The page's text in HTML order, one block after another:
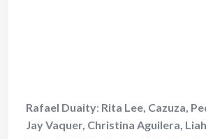
Rafael Duaity: Rita Lee, Cazuza,
Jay Vaquer, Christina Aguilera,